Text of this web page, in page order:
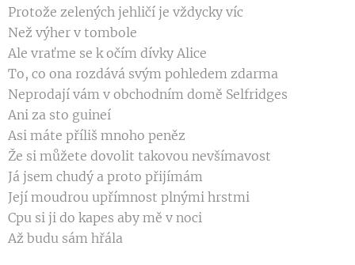
Protože zelených jehličí je vždycky víc
Než výher v tombole
Ale vraťme se k očím dívky Alice
To, co ona rozdává svým pohledem zdarma
Neprodají vám v obchodním domě Selfridges
Ani za sto guineí
Asi máte příliš mnoho peněz
Že si můžete dovolit takovou nevšímavost
Já jsem chudý a proto přijímám
Její moudrou upřímnost plnými hrstmi
Cpu si ji do kapes aby mě v noci
Až budu sám hřála